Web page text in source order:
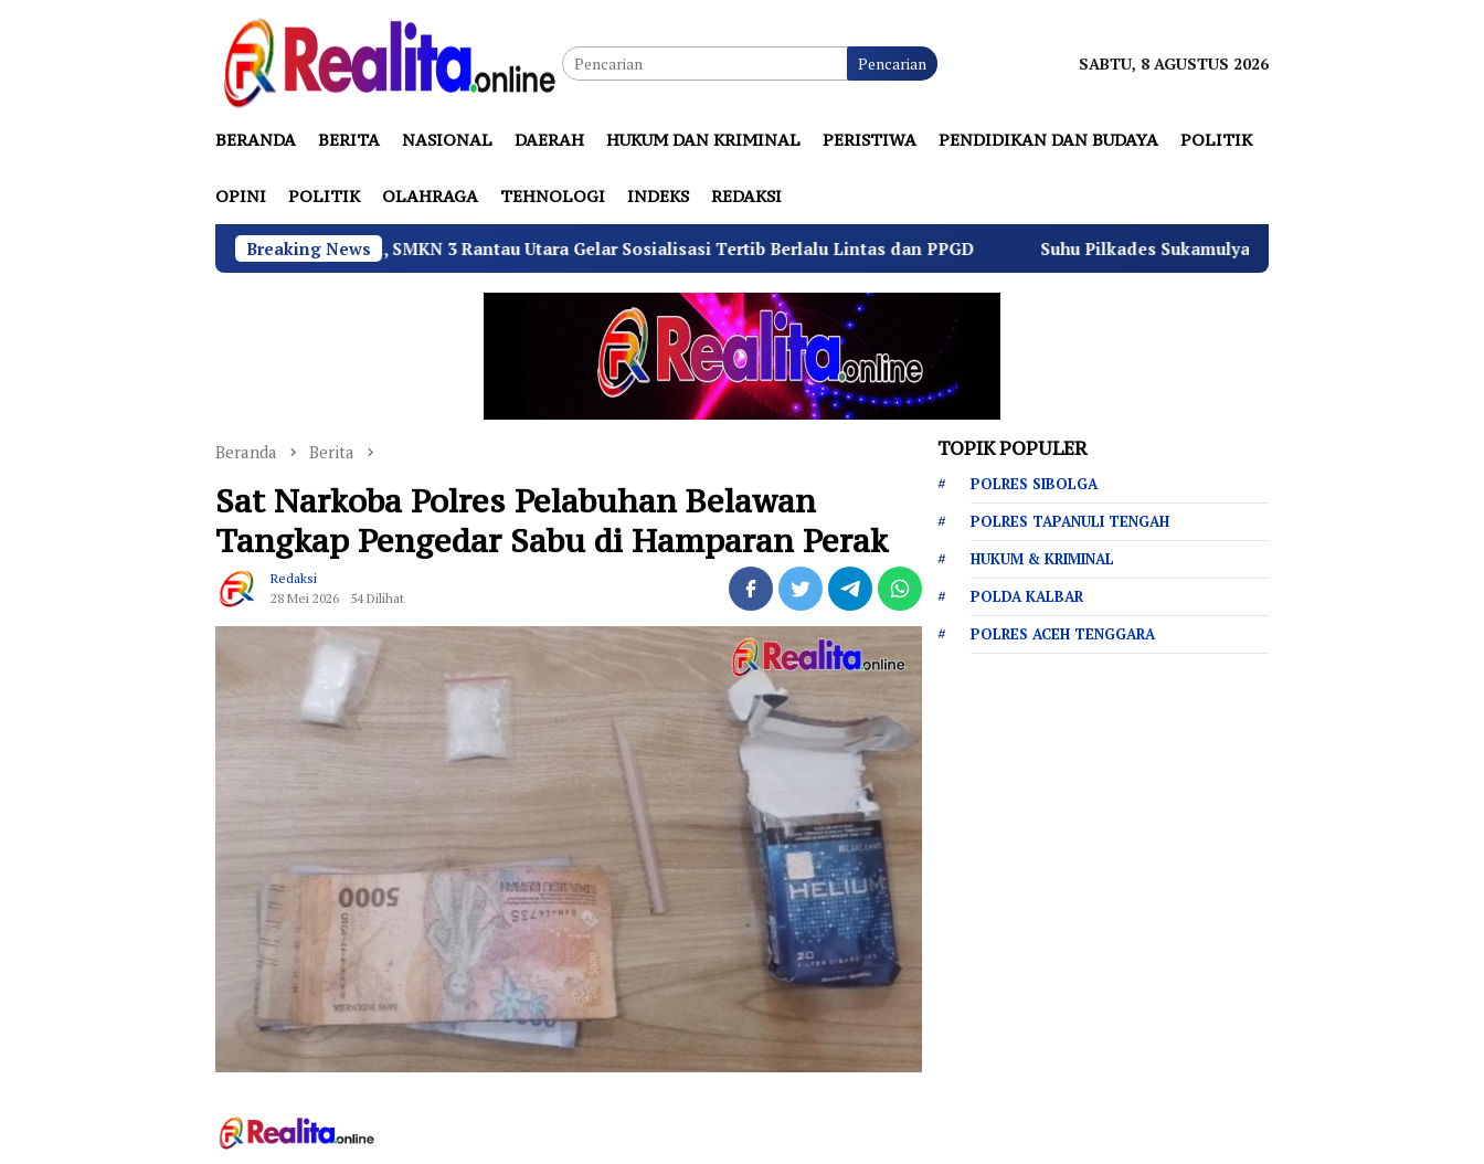
Pencarian SABTU, 8 AGUSTUS 2026
BERANDA BERITA NASIONAL DAERAH HUKUM DAN KRIMINAL PERISTIWA PENDIDIKAN DAN BUDAYA POLITIK
OPINI POLITIK OLAHRAGA TEHNOLOGI INDEKS REDAKSI
Breaking News
Tekan Fatalitas Kecelakaan, SMKN 3 Rantau Utara Gelar Sosialisasi Tertib Berlalu Lintas dan PPGD Suhu Pilkades Sukamulya Memanas, 2000 Warga Rencana Gelar
Beranda Berita
Sat Narkoba Polres Pelabuhan Belawan
Tangkap Pengedar Sabu di Hamparan Perak
Redaksi
28 Mei 2026
54 Dilihat
TOPIK POPULER
POLRES SIBOLGA
POLRES TAPANULI TENGAH
HUKUM & KRIMINAL
POLDA KALBAR
POLRES ACEH TENGGARA